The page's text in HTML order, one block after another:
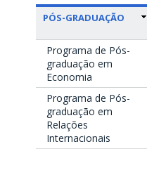
PÓS-GRADUAÇÃO
Programa de Pós-
graduação em
Economia
Programa de Pós-
graduação em
Relações
Internacionais